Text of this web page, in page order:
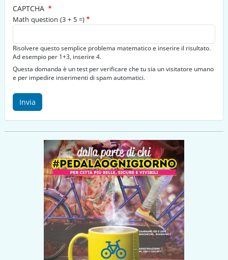
CAPTCHA
Math question (3 + 5 =)
Risolvere questo semplice problema matematico e inserire il risultato.
Ad esempio per 1+3, inserire 4.
Questa domanda è un test per verificare che tu sia un visitatore umano
e per impedire inserimenti di spam automatici.